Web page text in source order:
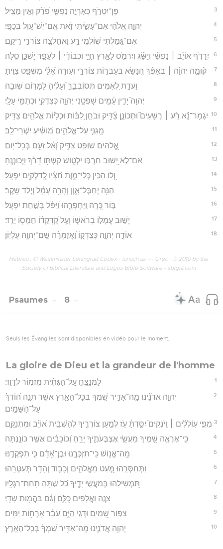
3 פֶּן־יִטְרֹ֣ף כְּאַרְיֵ֣ה נַפְשִׁ֑י פֹּ֝רֵ֗ק וְאֵ֣ין מַצִּֽיל׃
4 יְהוָ֣ה אֱ֭לֹהַי אִם־עָשִׂ֣יתִי זֹ֑את אִֽם־יֶשׁ־עָ֥וֶל בְּכַפָּֽי׃
5 אִם־גָּ֭מַלְתִּי שֽׁוֹלְמִ֥י רָ֑ע וָאֲחַלְּצָ֖ה צוֹרְרִ֣י רֵיקָֽם׃
6 יִֽרַדֹּ֥ף אוֹיֵ֨ב ׀ נַפְשִׁ֡י וְיַשֵּׂ֗ג וְיִרְמֹ֣ס לָאָ֣רֶץ חַיָּ֑י וּכְבוֹדִ֓י ׀ לֶעָפָ֖ר יַשְׁכֵּ֣ן סֶֽלָה׃
7 ק֘וּמָ֤ה יְהוָ֨ה ׀ בְּאַפֶּ֗ךָ הִ֭נָּשֵׂא בְּעַבְר֣וֹת צוֹרְרָ֑י וְע֥וּרָה אֵ֝לַ֗י מִשְׁפָּ֥ט צִוִּֽיתָ׃
8 וַעֲדַ֣ת לְ֭אֻמִּים תְּסוֹבְבֶ֑ךָּ וְ֝עָלֶ֗יהָ לַמָּר֥וֹם שֽׁוּבָה׃
9 יְהוָה֮ יָדִ֪ין עַ֫מִּ֥ים שָׁפְטֵ֥נִי יְהוָ֑ה כְּצִדְקִ֖י וּכְתֻמִּ֣י עָלָֽי׃
10 יִגְמָר־נָ֬א רַ֨ע ׀ רְשָׁעִים֮ וּתְכוֹנֵ֪ן צַ֫דִּ֥יק וּבֹחֵ֣ן לִ֭בּ֗וֹת וּכְלָי֗וֹת אֱלֹהִ֥ים צַדִּֽיק׃
11 מָֽגִנִּ֥י עַל־אֱלֹהִ֑ים מ֝וֹשִׁ֗יעַ יִשְׁרֵי־לֵֽב׃
12 אֱ֭לֹהִים שׁוֹפֵ֣ט צַדִּ֑יק וְ֝אֵ֗ל זֹעֵ֥ם בְּכָל־יֽוֹם׃
13 אִם־לֹ֣א יָ֭שׁוּב חַרְבּ֣וֹ יִלְט֑וֹשׁ קַשְׁתּ֥וֹ דָ֝רַ֗ךְ וַֽיְכוֹנְנֶֽהָ׃
14 וְ֭לוֹ הֵכִ֣ין כְּלֵי־מָ֑וֶת חִ֝צָּ֗יו לְֽדֹלְקִ֥ים יִפְעָֽל׃
15 הִנֵּ֥ה יְחַבֶּל־אָ֑וֶן וְהָרָ֥ה עָ֝מָ֗ל וְיָ֣לַד שָֽׁקֶר׃
16 בּ֣וֹר כָּ֭רָֽה וַֽיַּחְפְּרֵ֑הוּ וַ֝יִּפֹּ֗ל בְּשַׁ֣חַת יִפְעָֽל׃
17 יָשׁ֣וּב עֲמָל֣וֹ בְרֹאשׁ֑וֹ וְעַ֥ל קָ֝דְקֳד֗וֹ חֲמָס֥וֹ יֵרֵֽד׃
18 אוֹדֶ֣ה יְהוָ֣ה כְּצִדְק֑וֹ וַ֝אֲזַמְּרָ֗ה שֵֽׁם־יְהוָ֥ה עֶלְיֽוֹן׃
Hébreu : © Westminster Leningrad Codex - tanach.us --- Grec : © 2010 by the
Society of Biblical Literature and Logos Bible Software - sblgnt.com
Psaumes 8
Seuls les Évangiles sont disponibles en vidéo pour le moment.
La gloire de Dieu et la grandeur de l'homme
1 לַמְנַצֵּ֥חַ עַֽל־הַגִּתִּ֗ית מִזְמ֥וֹר לְדָוִֽד׃
2
יְהוָ֤ה אֲדֹנֵ֗ינוּ מָֽה־אַדִּ֣יר שִׁ֭מְךָ בְּכָל־הָאָ֑רֶץ אֲשֶׁ֥ר תְּנָ֥ה ה֝וֹדְךָ֗
עַל־הַשָּׁמָֽיִם׃
3 מִפִּ֤י עֽוֹלְלִ֨ים ׀ וְֽיֹנְקִים֮ יִסַּ֪דְתָּ֫ עֹ֥ז לְמַ֥עַן צוֹרְרֶ֑יךָ לְהַשְׁבִּ֥ית א֝וֹיֵ֗ב וּמִתְנַקֵּֽם׃
4 כִּֽי־אֶרְאֶ֣ה שָׁ֭מֶיךָ מַעֲשֵׂ֣י אֶצְבְּעֹתֶ֑יךָ יָרֵ֥חַ וְ֝כוֹכָבִ֗ים אֲשֶׁ֣ר כּוֹנָֽנְתָּה׃
5 מָֽה־אֱנ֥וֹשׁ כִּֽי־תִזְכְּרֶ֑נּוּ וּבֶן־אָ֝דָ֗ם כִּ֣י תִפְקְדֶֽנּוּ׃
6 וַתְּחַסְּרֵ֣הוּ מְּ֭עַט מֵאֱלֹהִ֑ים וְכָב֖וֹד וְהָדָ֣ר תְּעַטְּרֵֽהוּ׃
7 תַּ֭מְשִׁילֵהוּ בְּמַעֲשֵׂ֣י יָדֶ֑יךָ כֹּ֝ל שַׁ֣תָּה תַֽחַת־רַגְלָֽיו׃
8 צֹנֶ֣ה וַאֲלָפִ֣ים כֻּלָּ֑ם וְ֝גַ֗ם בַּהֲמ֥וֹת שָׂדָֽי׃
9 צִפּ֣וֹר שָׁ֭מַיִם וּדְגֵ֣י הַיָּ֑ם עֹ֝בֵ֗ר אָרְח֥וֹת יַמִּֽים׃
10 יְהוָ֥ה אֲדֹנֵ֑ינוּ מָֽה־אַדִּ֥יר שִׁ֝מְךָ֗ בְּכָל־הָאָֽרֶץ׃